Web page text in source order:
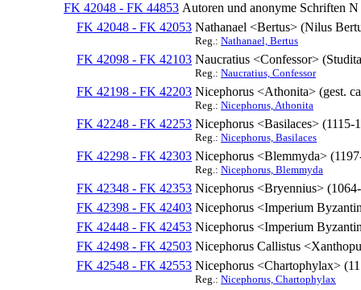
FK 42048 - FK 44853 Autoren und anonyme Schriften N
FK 42048 - FK 42053 Nathanael <Bertus> (Nilus
Reg.: Nathanael, Bertus
FK 42098 - FK 42103 Naucratius <Confessor>
Reg.: Naucratius, Confessor
FK 42198 - FK 42203 Nicephorus <Athonita> (gest.
Reg.: Nicephorus, Athonita
FK 42248 - FK 42253 Nicephorus <Basilaces> (1115-
Reg.: Nicephorus, Basilaces
FK 42298 - FK 42303 Nicephorus <Blemmyda>
Reg.: Nicephorus, Blemmyda
FK 42348 - FK 42353 Nicephorus <Bryennius>
FK 42398 - FK 42403 Nicephorus <Imperium
FK 42448 - FK 42453 Nicephorus <Imperium
FK 42498 - FK 42503 Nicephorus Callistus
FK 42548 - FK 42553 Nicephorus <Chartophylax>
Reg.: Nicephorus, Chartophylax